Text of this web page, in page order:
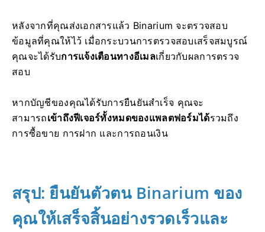
หลังจากที่คุณส่งเอกสารแล้ว Binarium จะตรวจสอบ
ข้อมูลที่คุณให้ไว้ เมื่อกระบวนการตรวจสอบเสร็จสมบูรณ์
คุณจะได้รับการแจ้งเตือนทางอีเมลเกี่ยวกับผลการตรวจ
สอบ
หากบัญชีของคุณได้รับการยืนยันสำเร็จ คุณจะ
สามารถเข้าถึงฟีเจอร์ทั้งหมดของแพลตฟอร์มได้รวมถึง
การซื้อขาย การฝาก และการถอนเงิน
สรุป: ยืนยันตัวตน Binarium ของ
คุณให้เสร็จสิ้นอย่างรวดเร็วและ